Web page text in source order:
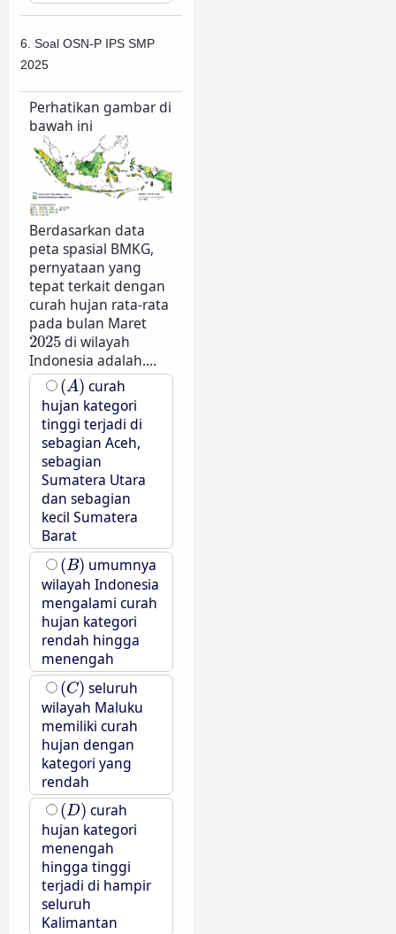
6. Soal OSN-P IPS SMP
2025
Perhatikan gambar di
bawah ini
Berdasarkan data
peta spasial BMKG,
pernyataan yang
tepat terkait dengan
curah hujan rata-rata
pada bulan Maret
2025
2025di wilayah
Indonesia adalah....
(A)
(A) curah
hujan kategori
tinggi terjadi di
sebagian Aceh,
sebagian
Sumatera Utara
dan sebagian
kecil Sumatera
Barat
(B)
(B) umumnya
wilayah Indonesia
mengalami curah
hujan kategori
rendah hingga
menengah
(C)
(C) seluruh
wilayah Maluku
memiliki curah
hujan dengan
kategori yang
rendah
(D)
(D) curah
hujan kategori
menengah
hingga tinggi
terjadi di hampir
seluruh
Kalimantan